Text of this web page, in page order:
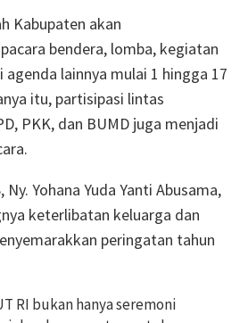
Kabupaten akan
bendera, lomba, kegiatan
lainnya mulai 1 hingga 17
itu, partisipasi lintas
PKK, dan BUMD juga menjadi
Yohana Yuda Yanti Abusama,
keterlibatan keluarga dan
peringatan tahun
RI bukan hanya seremoni